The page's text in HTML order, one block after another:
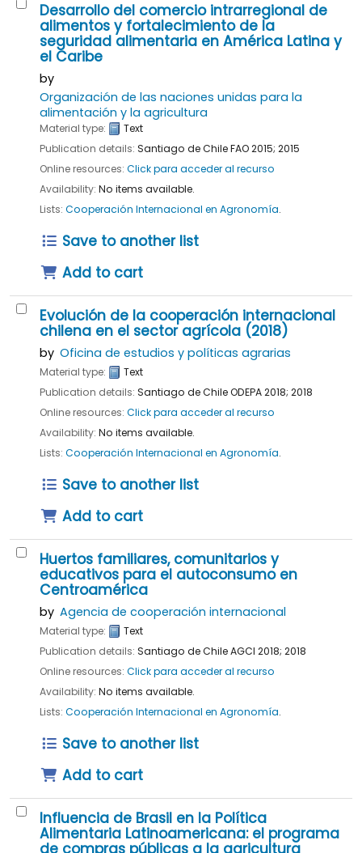
Desarrollo del comercio intrarregional de
alimentos y fortalecimiento de la
seguridad alimentaria en América Latina y
el Caribe
by
Organización de las naciones unidas para la
alimentación y la agricultura
Material type:
Text
Publication details: Santiago de ChileFAO2015; 2015
Online resources: Click para acceder al recurso
Availability: No items available.
Lists: Cooperación Internacional en Agronomía.
Save to another list
Add to cart
Evolución de la cooperación internacional
chilena en el sector agrícola (2018)
by Oficina de estudios y políticas agrarias
Material type:
Text
Publication details: Santiago de ChileODEPA2018; 2018
Online resources: Click para acceder al recurso
Availability: No items available.
Lists: Cooperación Internacional en Agronomía.
Save to another list
Add to cart
Huertos familiares, comunitarios y
educativos para el autoconsumo en
Centroamérica
by Agencia de cooperación internacional
Material type:
Text
Publication details: Santiago de ChileAGCI 2018; 2018
Online resources: Click para acceder al recurso
Availability: No items available.
Lists: Cooperación Internacional en Agronomía.
Save to another list
Add to cart
Influencia de Brasil en la Política
Alimentaria Latinoamericana: el programa